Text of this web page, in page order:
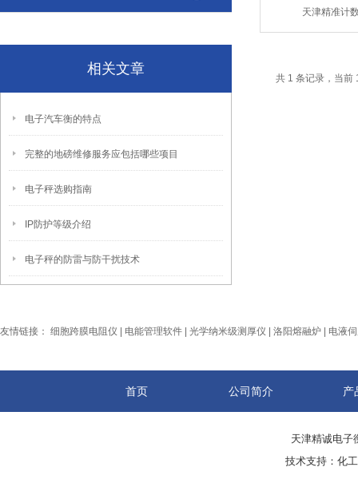
相关文章
电子汽车衡的特点
完整的地磅维修服务应包括哪些项目
电子秤选购指南
IP防护等级介绍
电子秤的防雷与防干扰技术
天津精准计
共 1 条记录，当
友情链接： 细胞跨膜电阻仪 电能管理软件 光学纳米级测厚仪 洛阳熔融炉 电液
首页 公司简介 产
天津精诚电
技术支持： 化